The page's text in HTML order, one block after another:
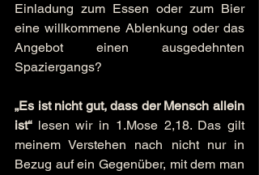
Einladung zum Essen oder zum Bier
eine willkommene Ablenkung oder das
Angebot einen ausgedehnten
Spaziergangs?
„Es ist nicht gut, dass der Mensch allein
ist“ lesen wir in 1.Mose 2,18. Das gilt
meinem Verstehen nach nicht nur in
Bezug auf ein Gegenüber, mit dem man